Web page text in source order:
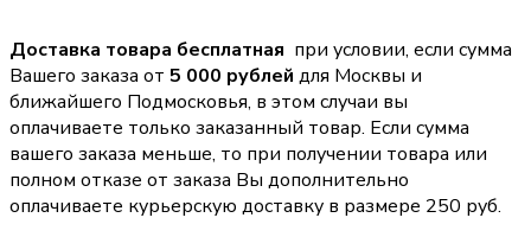
Доставка товара бесплатная при условии, если сумма
Вашего заказа от 5 000 рублей для Москвы и
ближайшего Подмосковья, в этом случаи вы
оплачиваете только заказанный товар. Если сумма
вашего заказа меньше, то при получении товара или
полном отказе от заказа Вы дополнительно
оплачиваете курьерскую доставку в размере 250 руб.